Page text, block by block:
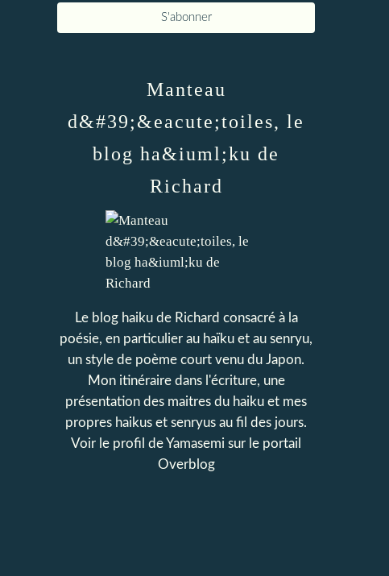
Manteau
d&#39;&eacute;toiles, le
blog ha&iuml;ku de
Richard
Le blog haiku de Richard consacré à la
poésie, en particulier au haïku et au senryu,
un style de poème court venu du Japon.
Mon itinéraire dans l'écriture, une
présentation des maitres du haiku et mes
propres haikus et senryus au fil des jours.
Voir le profil deYamasemi sur le portail
Overblog